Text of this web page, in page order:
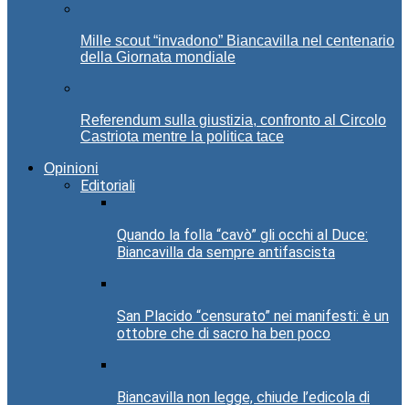
Mille scout “invadono” Biancavilla nel centenario
della Giornata mondiale
Referendum sulla giustizia, confronto al Circolo
Castriota mentre la politica tace
Opinioni
Editoriali
Quando la folla “cavò” gli occhi al Duce:
Biancavilla da sempre antifascista
San Placido “censurato” nei manifesti: è un
ottobre che di sacro ha ben poco
Biancavilla non legge, chiude l’edicola di